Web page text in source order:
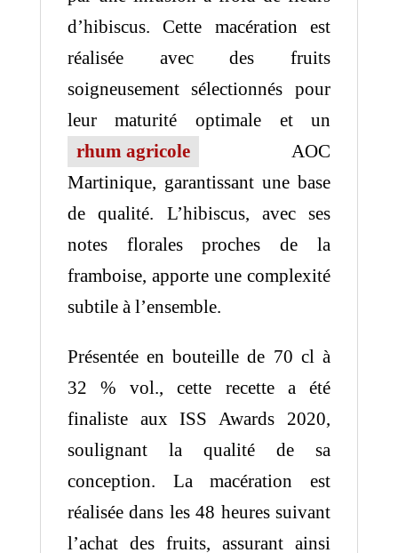
d’hibiscus.
Cette macération est
réalisée avec des fruits
soigneusement sélectionnés pour
leur maturité optimale et un
rhum agricole
AOC
Martinique, garantissant une base
de qualité.
L’hibiscus, avec ses
notes florales proches de la
framboise, apporte une complexité
subtile à l’ensemble.
Présentée en bouteille de 70 cl à
32 % vol., cette recette a été
finaliste aux ISS Awards 2020,
soulignant la qualité de sa
conception.
La macération est
réalisée dans les 48 heures suivant
l’achat des fruits, assurant ainsi